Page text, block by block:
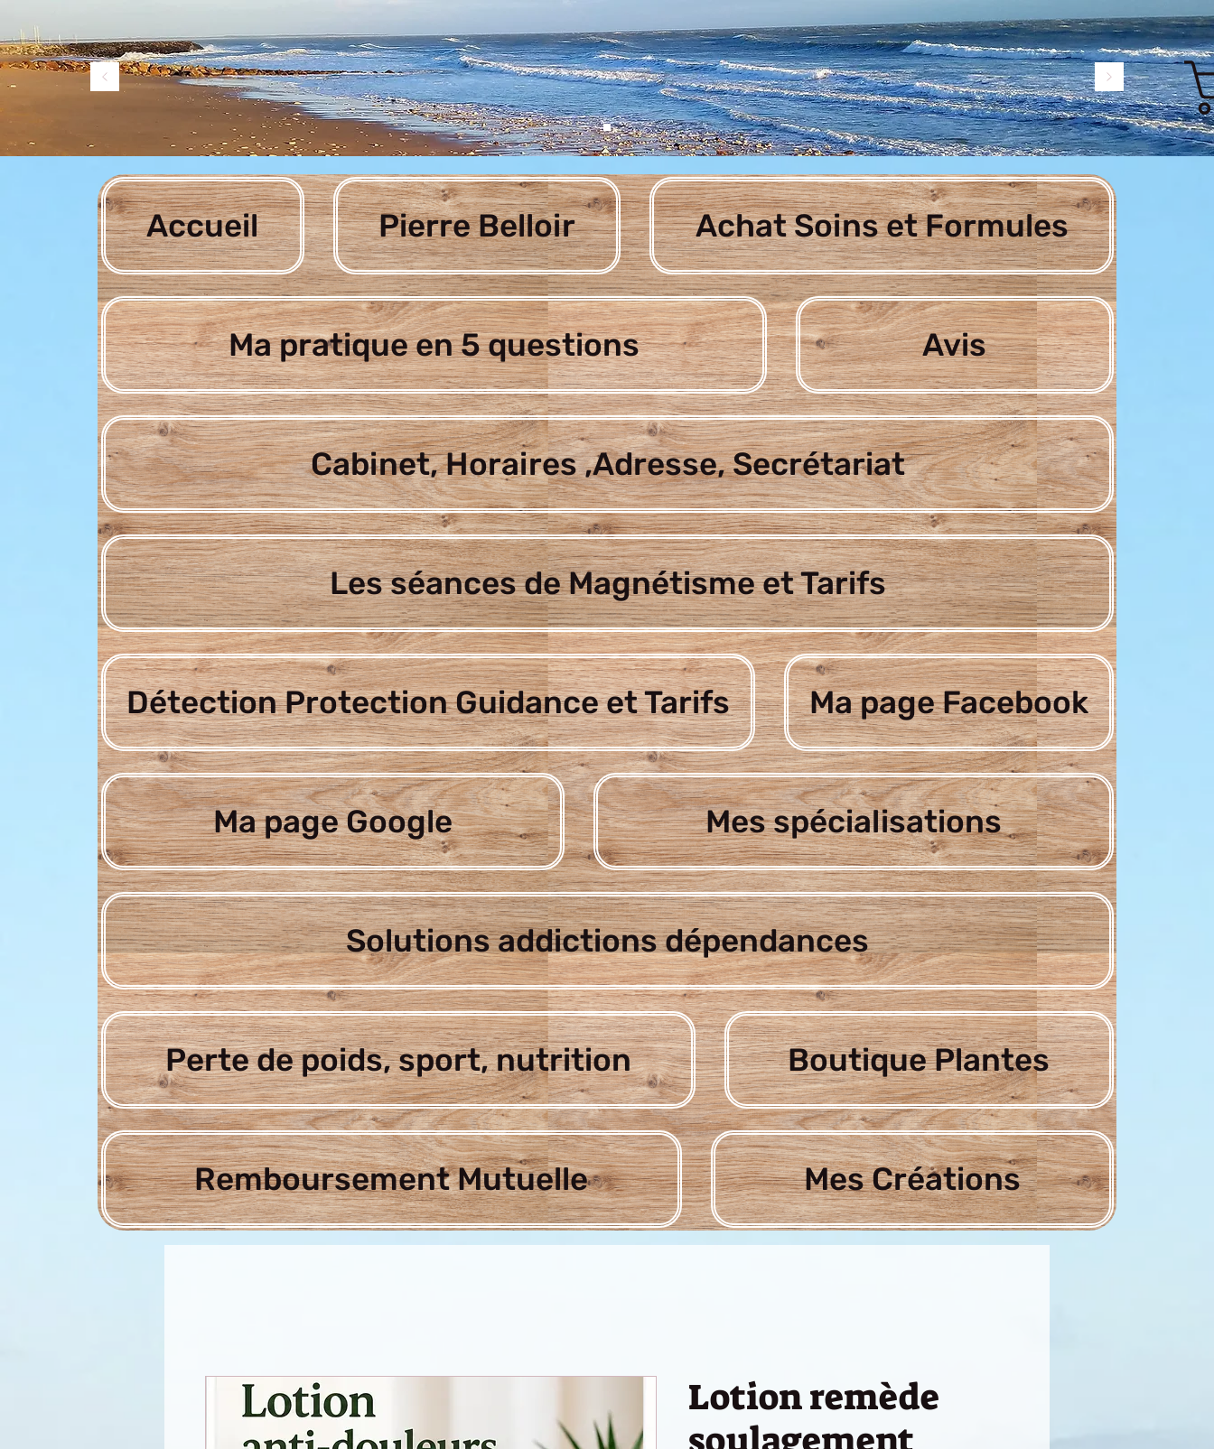
Accueil Pierre Belloir Achat Soins et Formules
Ma pratique en 5 questions Avis
Cabinet, Horaires ,Adresse, Secrétariat
Les séances de Magnétisme et Tarifs
Détection Protection Guidance et Tarifs Ma page Facebook
Ma page Google Mes spécialisations
Solutions addictions dépendances
Perte de poids, sport, nutrition Boutique Plantes
Remboursement Mutuelle Mes Créations
Lotion remède